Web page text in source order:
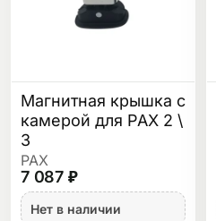
Магнитная крышка с
камерой для PAX 2 \
3
PAX
7 087 ₽
Нет в наличии